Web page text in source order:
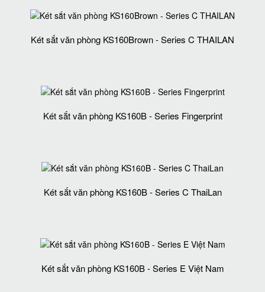
Két sắt văn phòng KS160Brown - Series C THAILAN
Két sắt văn phòng KS160B - Series Fingerprint
Két sắt văn phòng KS160B - Series C ThaiLan
Két sắt văn phòng KS160B - Series E Việt Nam